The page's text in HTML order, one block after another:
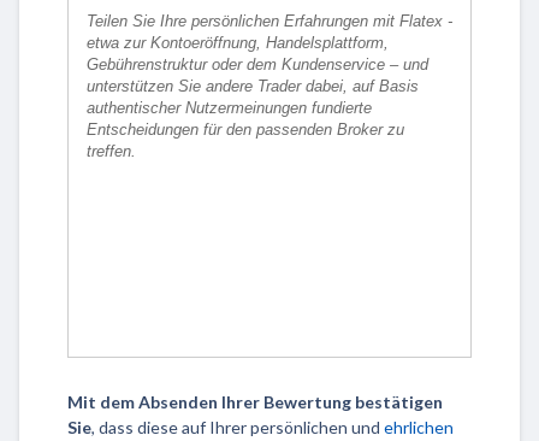
Mit dem Absenden Ihrer Bewertung bestätigen
Sie, dass diese auf Ihrer persönlichen und ehrlichen